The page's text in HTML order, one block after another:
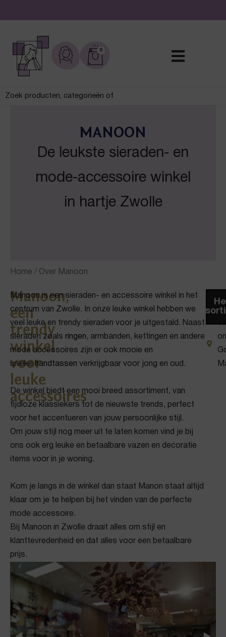
De leukste sieraden online en in de winkel
0
MANOON
De leukste sieraden- en
mode-accessoire winkel
in hartje Zwolle
Home / Over Manoon
Manoon,
een
trendy
winkel
voor
leuke
accessoires
Manoon is een sieraden- en accessoire winkel in het
centrum van Zwolle. In onze leuke winkel hebben we
veel leuke en trendy sieraden voor je uitgestald. Naast
sieraden zoals ringen , armbanden, kettingen en andere
mode accessoires zijn er ook mooie en
unieke handtassen verkrijgbaar voor jong en oud.
De winkel biedt een mooi breed assortiment, van
tijdloze klassiekers tot de nieuwste trends, perfect
voor het accentueren van jouw persoonlijke stijl.
Om jouw stijl nog meer uit te laten komen vind je bij
ons ook erg leuke en betaalbare vazen en decoratie
items voor in je woning.
Kom je langs in de winkel dan staat Manon staat altijd
klaar om je te helpen bij het vinden van de perfecte
mode accessoire.
Bij Manoon in Zwolle draait alles om stijl en
klanttevredenheid en dat alles voor een betaalbare
prijs.